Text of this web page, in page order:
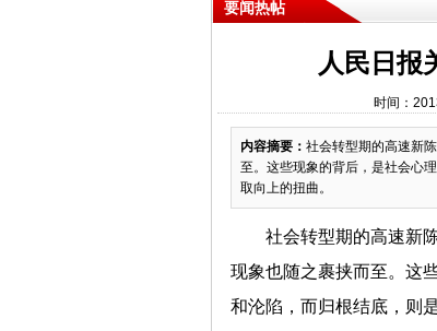
要闻热帖
人民日报
时间：
内容摘要： 社会转型期的高速新
至。这些现象的背后，是社会心
取向上的扭曲。
社会转型期的高速新
现象也随之裹挟而至。这
和沦陷，而归根结底，则